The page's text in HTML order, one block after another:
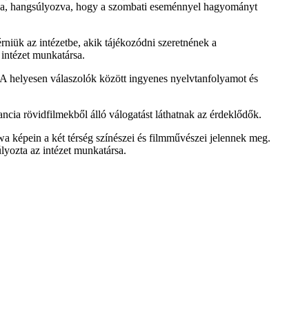
hangsúlyozva, hogy a szombati eseménnyel hagyományt
az intézetbe, akik tájékozódni szeretnének a
munkatársa.
helyesen válaszolók között ingyenes nyelvtanfolyamot és
rövidfilmekből álló válogatást láthatnak az érdeklődők.
a két térség színészei és filmművészei jelennek meg.
az intézet munkatársa.